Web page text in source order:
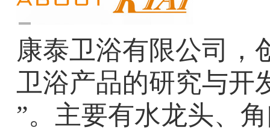
康泰卫浴有限公司，
卫浴产品的研究与开
”。主要有水龙头、